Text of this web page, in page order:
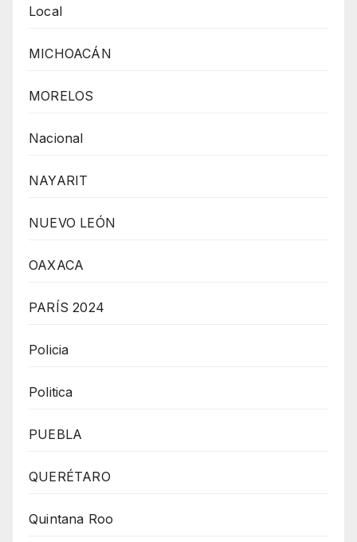
Local
MICHOACÁN
MORELOS
Nacional
NAYARIT
NUEVO LEÓN
OAXACA
PARÍS 2024
Policia
Politica
PUEBLA
QUERÉTARO
Quintana Roo